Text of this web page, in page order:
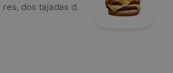
dos tajadas de
cebolla grillé,